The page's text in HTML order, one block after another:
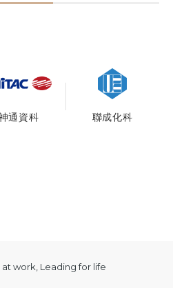
通資科 聯成化科
work, Leading for life